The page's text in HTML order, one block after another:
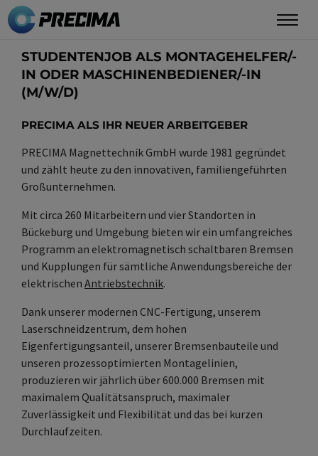
Direkt
zum
STUDENTENJOB ALS MONTAGEHELFER/-
IN ODER MASCHINENBEDIENER/-IN
(M/W/D)
PRECIMA ALS IHR NEUER ARBEITGEBER
PRECIMA Magnettechnik GmbH wurde 1981 gegründet
und zählt heute zu den innovativen, familiengeführten
Großunternehmen.
Mit circa 260 Mitarbeitern und vier Standorten in
Bückeburg und Umgebung bieten wir ein umfangreiches
Programm an elektromagnetisch schaltbaren Bremsen
und Kupplungen für sämtliche Anwendungsbereiche der
elektrischen Antriebstechnik.
Dank unserer modernen CNC-Fertigung, unserem
Laserschneidzentrum, dem hohen
Eigenfertigungsanteil, unserer Bremsenbauteile und
unseren prozessoptimierten Montagelinien,
produzieren wir jährlich über 600.000 Bremsen mit
maximalem Qualitätsanspruch, maximaler
Zuverlässigkeit und Flexibilität und das bei kurzen
Durchlaufzeiten.